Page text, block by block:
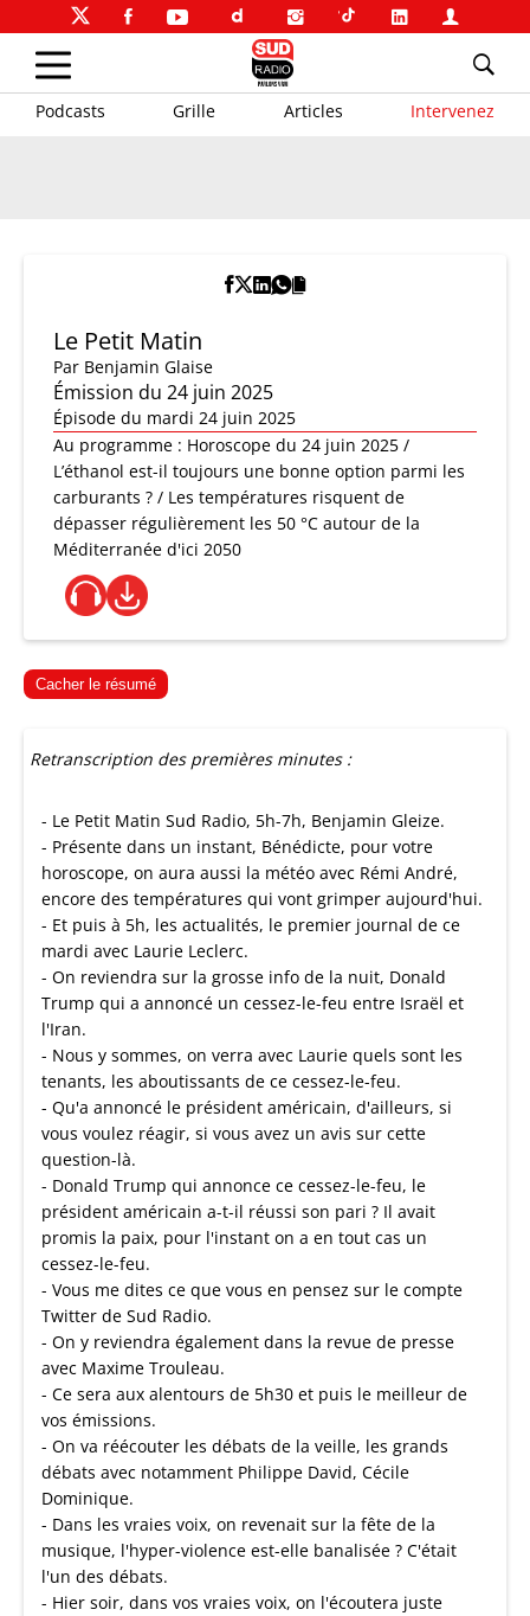
Podcasts Grille Articles Intervenez
Le Petit Matin
Par Benjamin Glaise
Émission du 24 juin 2025
Épisode du mardi 24 juin 2025
Au programme : Horoscope du 24 juin 2025 /
L’éthanol est-il toujours une bonne option parmi les
carburants ? / Les températures risquent de
dépasser régulièrement les 50 °C autour de la
Méditerranée d'ici 2050
Cacher le résumé
Retranscription des premières minutes :
- Le Petit Matin Sud Radio, 5h-7h, Benjamin Gleize.
- Présente dans un instant, Bénédicte, pour votre
horoscope, on aura aussi la météo avec Rémi André,
encore des températures qui vont grimper aujourd'hui.
- Et puis à 5h, les actualités, le premier journal de ce
mardi avec Laurie Leclerc.
- On reviendra sur la grosse info de la nuit, Donald
Trump qui a annoncé un cessez-le-feu entre Israël et
l'Iran.
- Nous y sommes, on verra avec Laurie quels sont les
tenants, les aboutissants de ce cessez-le-feu.
- Qu'a annoncé le président américain, d'ailleurs, si
vous voulez réagir, si vous avez un avis sur cette
question-là.
- Donald Trump qui annonce ce cessez-le-feu, le
président américain a-t-il réussi son pari ? Il avait
promis la paix, pour l'instant on a en tout cas un
cessez-le-feu.
- Vous me dites ce que vous en pensez sur le compte
Twitter de Sud Radio.
- On y reviendra également dans la revue de presse
avec Maxime Trouleau.
- Ce sera aux alentours de 5h30 et puis le meilleur de
vos émissions.
- On va réécouter les débats de la veille, les grands
débats avec notamment Philippe David, Cécile
Dominique.
- Dans les vraies voix, on revenait sur la fête de la
musique, l'hyper-violence est-elle banalisée ? C'était
l'un des débats.
- Hier soir, dans vos vraies voix, on l'écoutera juste